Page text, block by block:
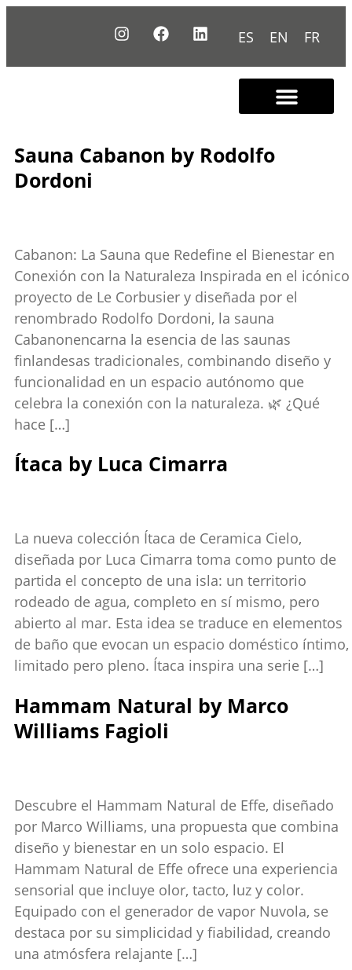
ES EN FR
Sauna Cabanon by Rodolfo
Dordoni
Cabanon: La Sauna que Redefine el Bienestar en
Conexión con la Naturaleza Inspirada en el icónico
proyecto de Le Corbusier y diseñada por el
renombrado Rodolfo Dordoni, la sauna
Cabanonencarna la esencia de las saunas
finlandesas tradicionales, combinando diseño y
funcionalidad en un espacio autónomo que
celebra la conexión con la naturaleza. 🌿 ¿Qué
hace […]
Ítaca by Luca Cimarra
La nueva colección Ítaca de Ceramica Cielo,
diseñada por Luca Cimarra toma como punto de
partida el concepto de una isla: un territorio
rodeado de agua, completo en sí mismo, pero
abierto al mar. Esta idea se traduce en elementos
de baño que evocan un espacio doméstico íntimo,
limitado pero pleno. Ítaca inspira una serie […]
Hammam Natural by Marco
Williams Fagioli
Descubre el Hammam Natural de Effe, diseñado
por Marco Williams, una propuesta que combina
diseño y bienestar en un solo espacio. El
Hammam Natural de Effe ofrece una experiencia
sensorial que incluye olor, tacto, luz y color.
Equipado con el generador de vapor Nuvola, se
destaca por su simplicidad y fiabilidad, creando
una atmósfera relajante […]